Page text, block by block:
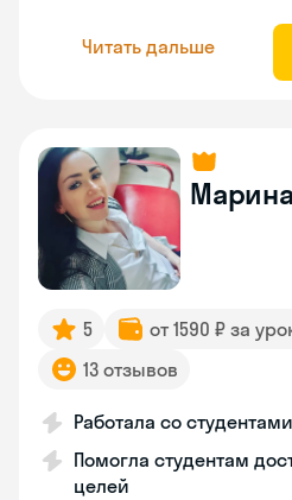
Читать дальше
Марина
5 от 1590 ₽ за
13 отзывов
Работала со
Помогла студентам
целей